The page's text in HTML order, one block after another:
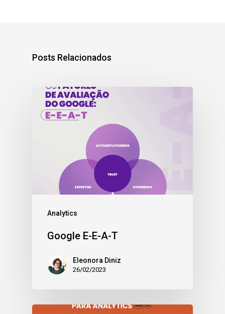
Posts Relacionados
Analytics
Google E-E-A-T
Eleonora Diniz
26/02/2023